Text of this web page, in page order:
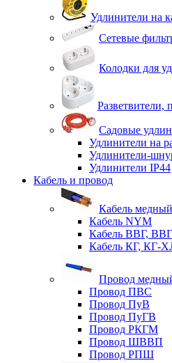
Удлинители на
Сетевые
Колодки для
Разветвители,
Садовые
Удлинители на
Удлинители-
Удлинители IP44
Кабель и провод
Кабель медный
Кабель NYM
Кабель ВВГ,
Кабель КГ, КГ-
Провод
Провод ПВС
Провод ПуВ
Провод ПуГВ
Провод РКГМ
Провод ШВВП
Провод РПШ